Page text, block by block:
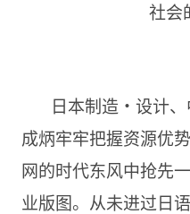
社会
日本制造・设计
成炳牢牢把握资源优
网的时代东风中抢先
业版图。从未进过日